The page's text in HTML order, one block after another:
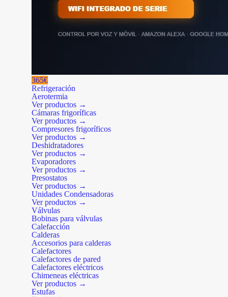
365€
Refrigeración
Aerotermia
Ver productos →
Cámaras frigoríficas
Ver productos →
Compresores frigoríficos
Ver productos →
Deshidratadores
Ver productos →
Evaporadores
Ver productos →
Presostatos
Ver productos →
Unidades Condensadoras
Ver productos →
Válvulas
Bobinas para válvulas
Calefacción
Calderas
Accesorios para calderas
Calefactores
Calefactores de pared
Calefactores eléctricos
Chimeneas eléctricas
Ver productos →
Estufas